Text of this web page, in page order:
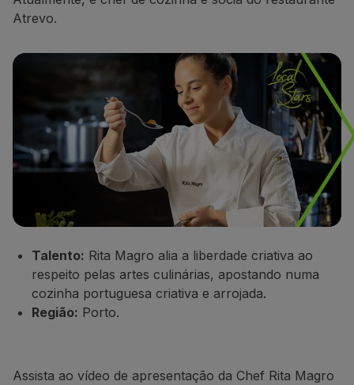
Atrevo.
Talento: Rita Magro alia a liberdade criativa ao
respeito pelas artes culinárias, apostando numa
cozinha portuguesa criativa e arrojada.
Região: Porto.
Assista ao vídeo de apresentação da Chef Rita Magro